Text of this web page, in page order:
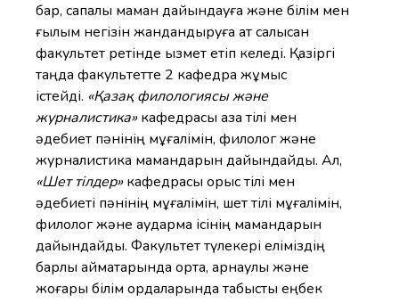
бар, сапалы маман дайындауға және білім мен
ғылым негізін жандандыруға ат салысқан
факультет ретінде қызмет етіп келеді. Қазіргі
таңда факультетте 2 кафедра жұмыс
істейді. «Қазақ филологиясы және
журналистика»кафедрасы қазақ тілі мен
әдебиет пәнінің мұғалімін, филолог және
журналистика мамандарын дайындайды. Ал,
«Шет тілдер»кафедрасы орыс тілі мен
әдебиеті пәнінің мұғалімін, шет тілі мұғалімін,
филолог және аударма ісінің мамандарын
дайындайды. Факультет түлекері еліміздің
барлық аймақтарында орта, арнаулы және
жоғары білім ордаларында табысты еңбек